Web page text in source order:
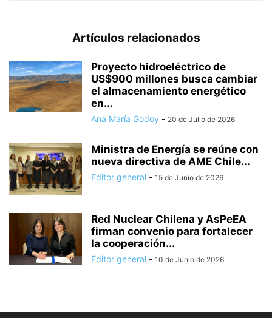
Artículos relacionados
Proyecto hidroeléctrico de
US$900 millones busca cambiar
el almacenamiento energético
en...
Ana María Godoy - 20 de Julio de 2026
Ministra de Energía se reúne con
nueva directiva de AME Chile...
Editor general - 15 de Junio de 2026
Red Nuclear Chilena y AsPeEA
firman convenio para fortalecer
la cooperación...
Editor general - 10 de Junio de 2026